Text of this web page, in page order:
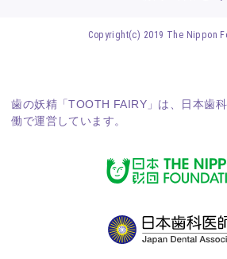
Copyright(c) 2019 The Nippon
歯の妖精「TOOTH FAIRY」は、 日本歯
働で運営しています。